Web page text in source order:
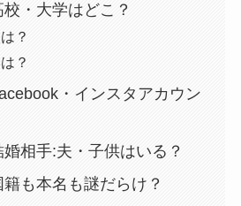
・大学はどこ？
？
？
・インスタアカウン
相手:夫・子供はいる？
も本名も謎だらけ？